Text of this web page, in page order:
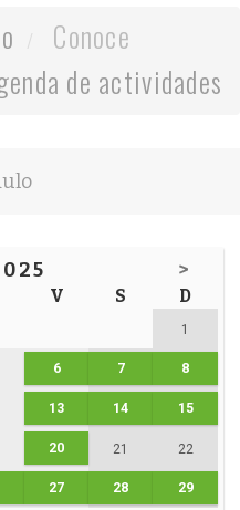
Conoce
de actividades
>
V S D
1
6 7 8
13 14 15
20 21 22
27 28 29